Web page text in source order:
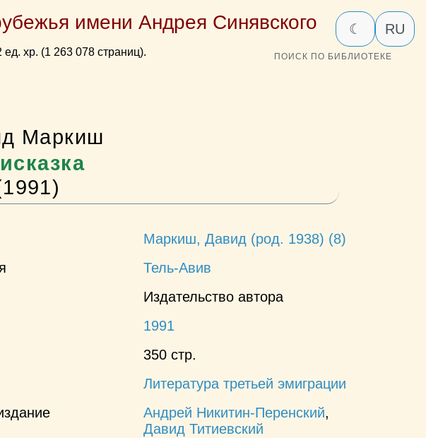
имени Андрея Синявского
хр. (1 263 078 страниц).
☾ RU
ПОИСК ПО БИБЛИОТЕКЕ
Маркиш
Маркиш, Давид (род. 1938) (8)
Тель-Авив
Издательство автора
1991
350 стр.
Литература третьей эмиграции
Андрей Никитин-Перенский,
Давид Титиевский